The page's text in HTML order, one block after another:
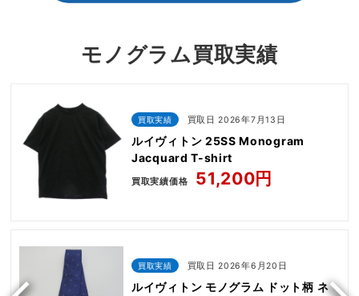
モノグラム買取実績
買取実績 買取日 2026年7月13日
ルイヴィトン 25SS Monogram
Jacquard T-shirt
買取実績価格 51,200円
買取実績 買取日 2026年6月20日
ルイヴィトン モノグラム ドット柄 ネ